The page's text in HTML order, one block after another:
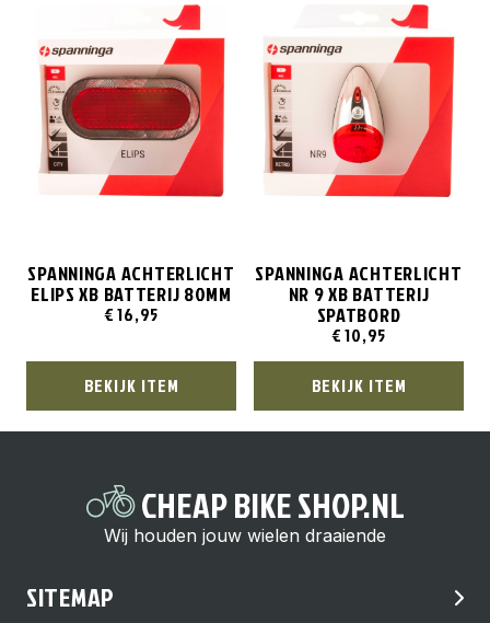
SPANNINGA ACHTERLICHT
ELIPS XB BATTERIJ 80MM
€16,95
BEKIJK ITEM
SPANNINGA ACHTERLICHT
NR 9 XB BATTERIJ
SPATBORD
€10,95
BEKIJK ITEM
CHEAP BIKE SHOP.NL
Wij houden jouw wielen draaiende
SITEMAP